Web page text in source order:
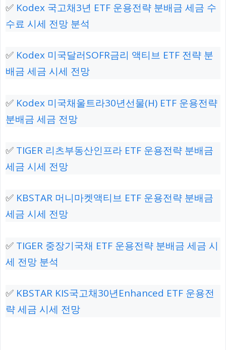
✅ Kodex 국고채3년 ETF 운용전략 분배금 세금 수
수료 시세 전망 분석
✅ Kodex 미국달러SOFR금리 액티브 ETF 전략 분
배금 세금 시세 전망
✅ Kodex 미국채울트라30년선물(H) ETF 운용전략
분배금 세금 전망
✅ TIGER 리츠부동산인프라 ETF 운용전략 분배금
세금 시세 전망
✅ KBSTAR 머니마켓액티브 ETF 운용전략 분배금
세금 시세 전망
✅ TIGER 중장기국채 ETF 운용전략 분배금 세금 시
세 전망 분석
✅ KBSTAR KIS국고채30년Enhanced ETF 운용전
략 세금 시세 전망